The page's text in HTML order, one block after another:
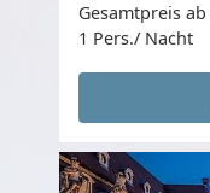
Gesamtpreis ab
1 Pers./ Nacht